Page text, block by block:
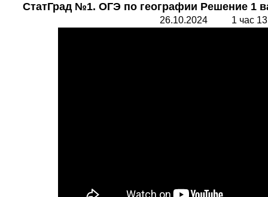
СтатГрад №1. ОГЭ по географии Решение 1
26.10.2024 1 час 13